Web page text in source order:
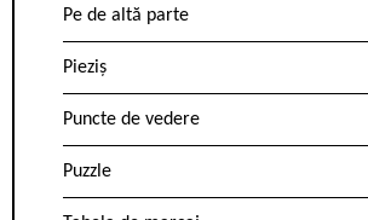
Pe de altă parte
Pieziș
Puncte de vedere
Puzzle